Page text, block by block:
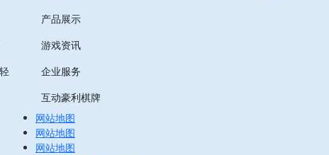
产品展示
游戏资讯
企业服务
互动豪利棋牌
网站地图
网站地图
网站地图